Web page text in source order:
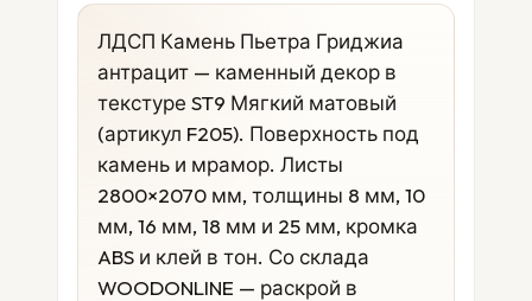
ЛДСП Камень Пьетра Гриджиа
антрацит — каменный декор в
текстуре ST9 Мягкий матовый
(артикул F205). Поверхность под
камень и мрамор. Листы
2800×2070 мм, толщины 8 мм, 10
мм, 16 мм, 18 мм и 25 мм, кромка
ABS и клей в тон. Со склада
WOODONLINE — раскрой в